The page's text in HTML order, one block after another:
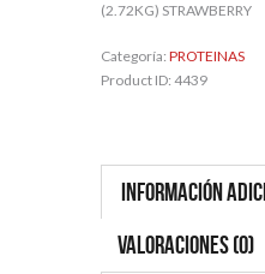
(2.72KG) STRAWBERRY
Categoría: PROTEINAS
Product ID: 4439
Información
Valoraciones (0)